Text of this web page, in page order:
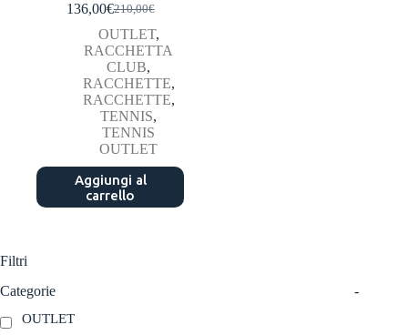
210,00€
Il
prezzo
originale
era:
210,00€.
136,00€Il
prezzo
attuale
è:
136,00€.
OUTLET,
RACCHETTA
CLUB,
RACCHETTE,
RACCHETTE,
TENNIS,
TENNIS
OUTLET
Aggiungi al
carrello
Filtri
Categorie
-
OUTLET